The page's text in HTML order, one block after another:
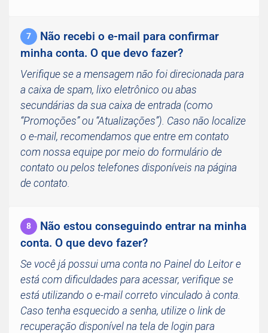
7
Não recebi o e-mail para confirmar
minha conta. O que devo fazer?
Verifique se a mensagem não foi direcionada para
a caixa de spam, lixo eletrônico ou abas
secundárias da sua caixa de entrada (como
“Promoções” ou “Atualizações”). Caso não localize
o e-mail, recomendamos que entre em contato
com nossa equipe por meio do formulário de
contato ou pelos telefones disponíveis na página
de contato.
8
Não estou conseguindo entrar na minha
conta. O que devo fazer?
Se você já possui uma conta no Painel do Leitor e
está com dificuldades para acessar, verifique se
está utilizando o e-mail correto vinculado à conta.
Caso tenha esquecido a senha, utilize o link de
recuperação disponível na tela de login para